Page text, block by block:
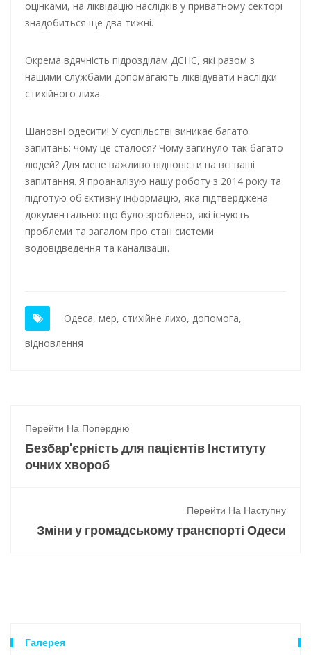
оцінками, на ліквідацію наслідків у приватному секторі
знадобиться ще два тижні.
Окрема вдячність підрозділам ДСНС, які разом з
нашими службами допомагають ліквідувати наслідки
стихійного лиха.
Шановні одесити! У суспільстві виникає багато
запитань: чому це сталося? Чому загинуло так багато
людей? Для мене важливо відповісти на всі ваші
запитання. Я проаналізую нашу роботу з 2014 року та
підготую об'єктивну інформацію, яка підтверджена
документально: що було зроблено, які існують
проблеми та загалом про стан системи
водовідведення та каналізації.
Одеса, мер, стихійне лихо, допомога,
відновлення
Перейти На Попердню
Безбар'єрність для пацієнтів Інституту
очних хвороб
Перейти На Наступну
Зміни у громадському транспорті Одеси
Галерея